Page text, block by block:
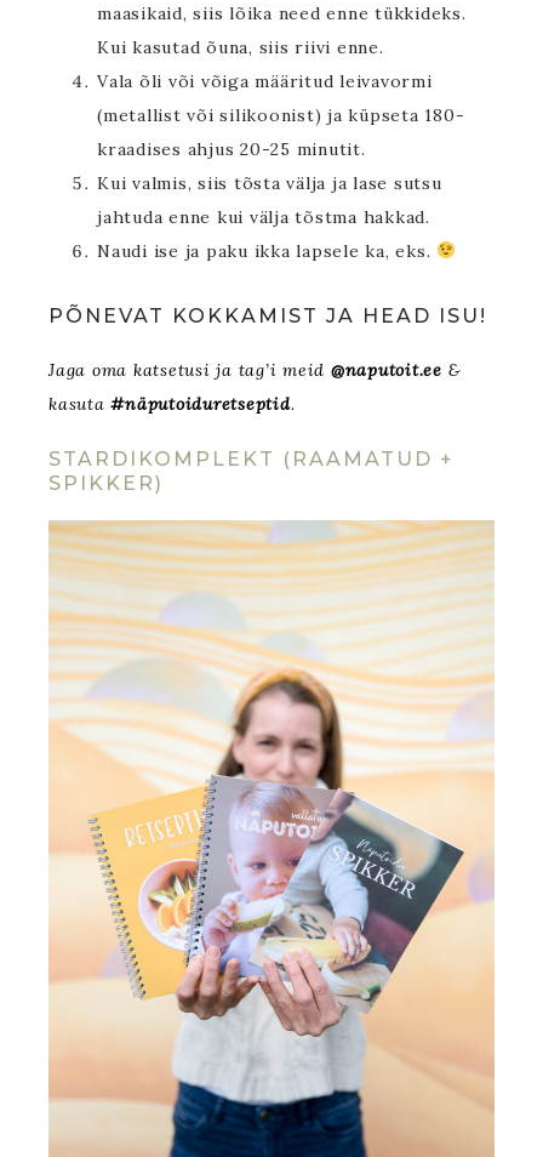
maasikaid, siis lõika need enne tükkideks.
Kui kasutad õuna, siis riivi enne.
Vala õli või võiga määritud leivavormi
(metallist või silikoonist) ja küpseta 180-
kraadises ahjus 20-25 minutit.
Kui valmis, siis tõsta välja ja lase sutsu
jahtuda enne kui välja tõstma hakkad.
Naudi ise ja paku ikka lapsele ka, eks.
PÕNEVAT KOKKAMIST JA HEAD ISU!
Jaga oma katsetusi ja tag’i meid @naputoit.ee &
kasuta#näputoiduretseptid.
STARDIKOMPLEKT (RAAMATUD +
SPIKKER)